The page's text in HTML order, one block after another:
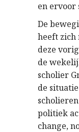
en ervoor
De
heeft zich
deze
de
scholier
de
politiek
change,